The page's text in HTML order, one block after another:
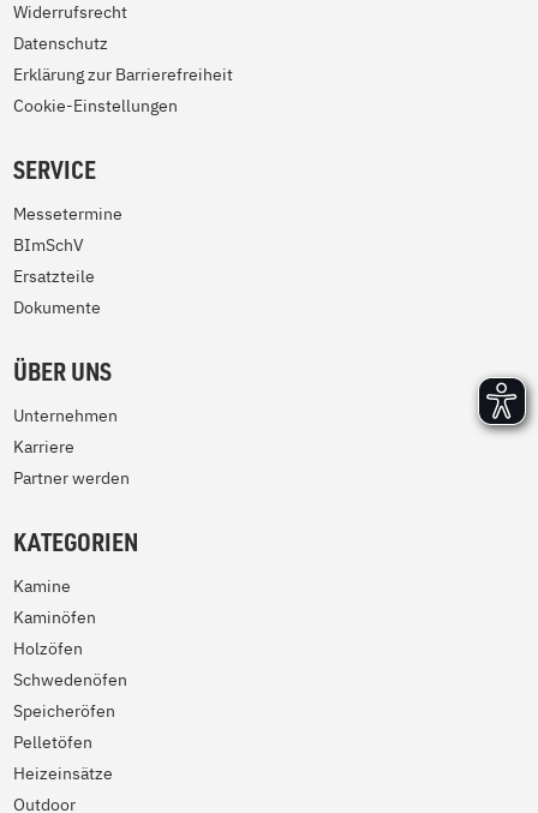
Widerrufsrecht
Datenschutz
Erklärung zur Barrierefreiheit
Cookie-Einstellungen
SERVICE
Messetermine
BImSchV
Ersatzteile
Dokumente
ÜBER UNS
Unternehmen
Karriere
Partner werden
KATEGORIEN
Kamine
Kaminöfen
Holzöfen
Schwedenöfen
Speicheröfen
Pelletöfen
Heizeinsätze
Outdoor